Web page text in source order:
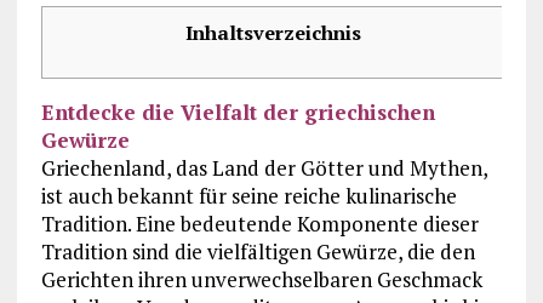
Inhaltsverzeichnis
Entdecke die Vielfalt der griechischen
Gewürze
Griechenland, das Land der Götter und Mythen,
ist auch bekannt für seine reiche kulinarische
Tradition. Eine bedeutende Komponente dieser
Tradition sind die vielfältigen Gewürze, die den
Gerichten ihren unverwechselbaren Geschmack